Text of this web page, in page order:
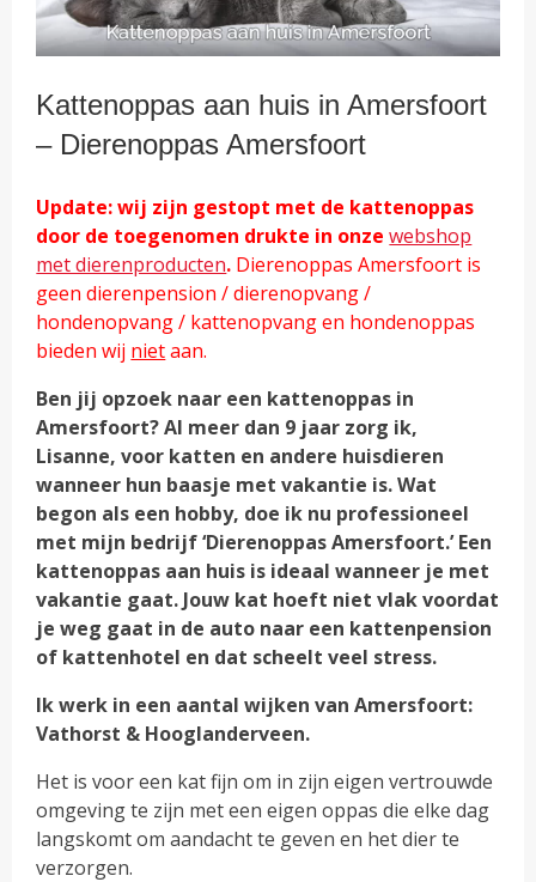
Kattenoppas aan huis in Amersfoort
– Dierenoppas Amersfoort
Update: wij zijn gestopt met de kattenoppas
door de toegenomen drukte in onzewebshop
met dierenproducten. Dierenoppas Amersfoort is
geen dierenpension / dierenopvang /
hondenopvang / kattenopvang en hondenoppas
bieden wij nietaan.
Ben jij opzoek naar een kattenoppas in
Amersfoort? Al meer dan 9 jaar zorg ik,
Lisanne, voor katten en andere huisdieren
wanneer hun baasje met vakantie is. Wat
begon als een hobby, doe ik nu professioneel
met mijn bedrijf ‘Dierenoppas Amersfoort.’ Een
kattenoppas aan huis is ideaal wanneer je met
vakantie gaat. Jouw kat hoeft niet vlak voordat
je weg gaat in de auto naar een kattenpension
of kattenhotel en dat scheelt veel stress.
Ik werk in een aantal wijken van Amersfoort:
Vathorst & Hooglanderveen.
Het is voor een kat fijn om in zijn eigen vertrouwde
omgeving te zijn met een eigen oppas die elke dag
langskomt om aandacht te geven en het dier te
verzorgen.